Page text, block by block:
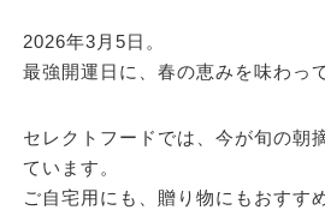
2026年3月5日。
最強開運日に、春の恵みを味わっ
セレクトフードでは、今が旬の朝
ています。
ご自宅用にも、贈り物にもおすす